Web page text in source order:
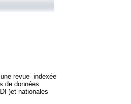
revue indexée
de données
)et nationales